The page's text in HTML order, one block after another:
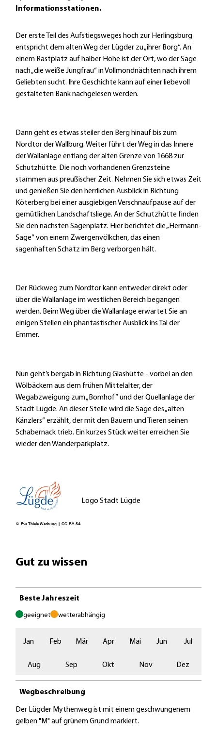
Informationsstationen.
Der erste Teil des Aufstiegsweges hoch zur Herlingsburg
entspricht dem alten Weg der Lügder zu „ihrer Borg“. An
einem Rastplatz auf halber Höhe ist der Ort, wo der Sage
nach „die weiße Jungfrau“ in Vollmondnächten nach ihrem
Geliebten sucht. Ihre Geschichte kann auf einer liebevoll
gestalteten Bank nachgelesen werden.
Dann geht es etwas steiler den Berg hinauf bis zum
Nordtor der Wallburg. Weiter führt der Weg in das Innere
der Wallanlage entlang der alten Grenze von 1668 zur
Schutzhütte. Die noch vorhandenen Grenzsteine
stammen aus preußischer Zeit. Nehmen Sie sich etwas Zeit
und genießen Sie den herrlichen Ausblick in Richtung
Köterberg bei einer ausgiebigen Verschnaufpause auf der
gemütlichen Landschaftsliege. An der Schutzhütte finden
Sie den nächsten Sagenplatz. Hier berichtet die „Hermann-
Sage“ von einem Zwergenvölkchen, das einen
sagenhaften Schatz im Berg verborgen hält.
Der Rückweg zum Nordtor kann entweder direkt oder
über die Wallanlage im westlichen Bereich begangen
werden. Beim Weg über die Wallanlage erwartet Sie an
einigen Stellen ein phantastischer Ausblick ins Tal der
Emmer.
Nun geht’s bergab in Richtung Glashütte - vorbei an den
Wölbäckern aus dem frühen Mittelalter, der
Wegabzweigung zum „Bomhof“ und der Quellanlage der
Stadt Lügde. An dieser Stelle wird die Sage des „alten
Känzlers“ erzählt, der mit den Bauern und Tieren seinen
Schabernack trieb. Ein kurzes Stück weiter erreichen Sie
wieder den Wanderparkplatz.
© Eva Thiele Werbung | CC-BY-SA
Logo Stadt Lügde
Gut zu wissen
Beste Jahreszeit
geeignet wetterabhängig
Jan Feb Mär Apr Mai Jun Jul
Aug Sep Okt Nov Dez
Wegbeschreibung
Der Lügder Mythenweg ist mit einem geschwungenem
gelben "M" auf grünem Grund markiert.